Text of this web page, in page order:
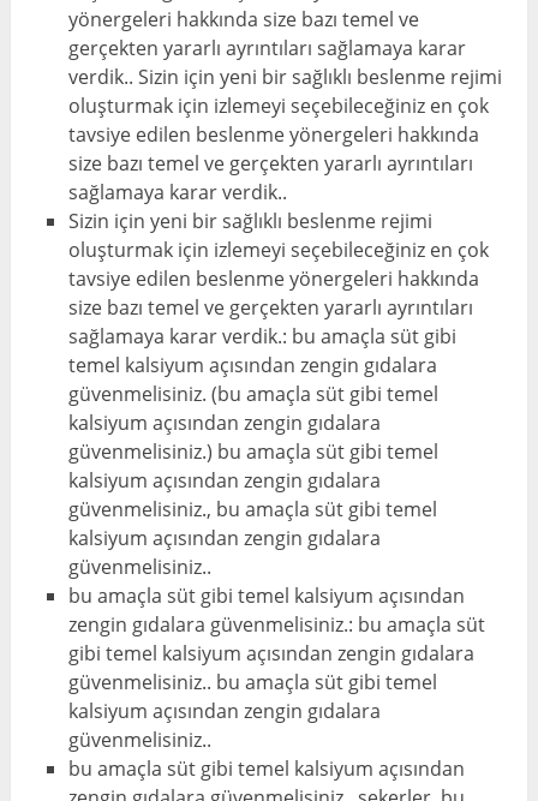
yönergeleri hakkında size bazı temel ve
gerçekten yararlı ayrıntıları sağlamaya karar
verdik.. Sizin için yeni bir sağlıklı beslenme rejimi
oluşturmak için izlemeyi seçebileceğiniz en çok
tavsiye edilen beslenme yönergeleri hakkında
size bazı temel ve gerçekten yararlı ayrıntıları
sağlamaya karar verdik..
Sizin için yeni bir sağlıklı beslenme rejimi
oluşturmak için izlemeyi seçebileceğiniz en çok
tavsiye edilen beslenme yönergeleri hakkında
size bazı temel ve gerçekten yararlı ayrıntıları
sağlamaya karar verdik.: bu amaçla süt gibi
temel kalsiyum açısından zengin gıdalara
güvenmelisiniz. (bu amaçla süt gibi temel
kalsiyum açısından zengin gıdalara
güvenmelisiniz.) bu amaçla süt gibi temel
kalsiyum açısından zengin gıdalara
güvenmelisiniz., bu amaçla süt gibi temel
kalsiyum açısından zengin gıdalara
güvenmelisiniz..
bu amaçla süt gibi temel kalsiyum açısından
zengin gıdalara güvenmelisiniz.: bu amaçla süt
gibi temel kalsiyum açısından zengin gıdalara
güvenmelisiniz.. bu amaçla süt gibi temel
kalsiyum açısından zengin gıdalara
güvenmelisiniz..
bu amaçla süt gibi temel kalsiyum açısından